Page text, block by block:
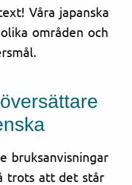
Våra japanska
områden och
översättare
bruksanvisningar
trots att det står